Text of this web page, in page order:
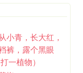
小青，长大红，
裤，露个黑眼
一植物）